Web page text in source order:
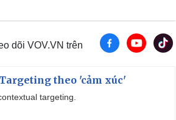
dõi VOV.VN trên
theo 'cảm xúc'
targeting.